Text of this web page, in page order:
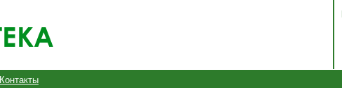
Контакты